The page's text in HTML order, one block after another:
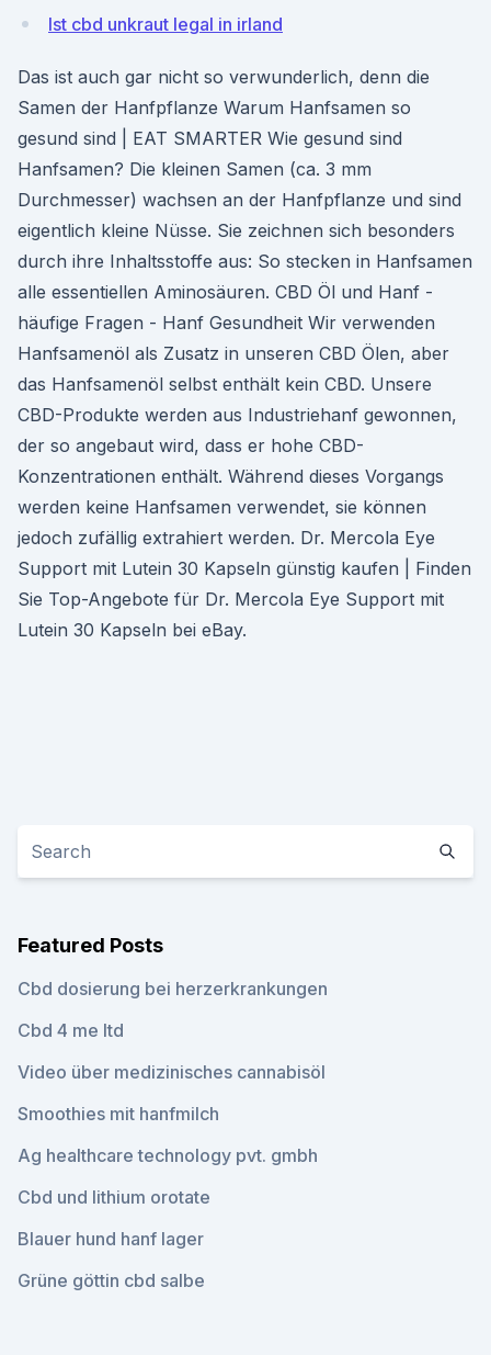
Ist cbd unkraut legal in irland
Das ist auch gar nicht so verwunderlich, denn die
Samen der Hanfpflanze Warum Hanfsamen so
gesund sind | EAT SMARTER Wie gesund sind
Hanfsamen? Die kleinen Samen (ca. 3 mm
Durchmesser) wachsen an der Hanfpflanze und sind
eigentlich kleine Nüsse. Sie zeichnen sich besonders
durch ihre Inhaltsstoffe aus: So stecken in Hanfsamen
alle essentiellen Aminosäuren. CBD Öl und Hanf -
häufige Fragen - Hanf Gesundheit Wir verwenden
Hanfsamenöl als Zusatz in unseren CBD Ölen, aber
das Hanfsamenöl selbst enthält kein CBD. Unsere
CBD-Produkte werden aus Industriehanf gewonnen,
der so angebaut wird, dass er hohe CBD-
Konzentrationen enthält. Während dieses Vorgangs
werden keine Hanfsamen verwendet, sie können
jedoch zufällig extrahiert werden. Dr. Mercola Eye
Support mit Lutein 30 Kapseln günstig kaufen | Finden
Sie Top-Angebote für Dr. Mercola Eye Support mit
Lutein 30 Kapseln bei eBay.
Featured Posts
Cbd dosierung bei herzerkrankungen
Cbd 4 me ltd
Video über medizinisches cannabisöl
Smoothies mit hanfmilch
Ag healthcare technology pvt. gmbh
Cbd und lithium orotate
Blauer hund hanf lager
Grüne göttin cbd salbe